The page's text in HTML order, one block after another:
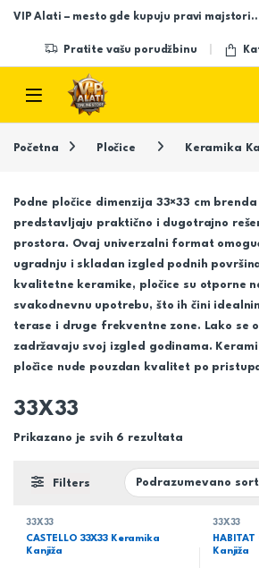
Skip to navigation
Skip to content
VIP Alati – mesto gde kupuju pravi
Pratite vašu porudžbinu
Open
Početna Pločice Keramika
Podne pločice dimenzija 33×33 cm brenda
predstavljaju praktično i dugotrajno
prostora. Ovaj univerzalni format
ugradnju i skladan izgled podnih
kvalitetne keramike, pločice su otporne
svakodnevnu upotrebu, što ih čini
terase i druge frekventne zone. Lako se
zadržavaju svoj izgled godinama.
pločice nude pouzdan kvalitet po
33X33
Prikazano je svih 6 rezultata
Filters
33X33
CASTELLO 33X33 Keramika
Kanjiža
33X33
Kanjiža